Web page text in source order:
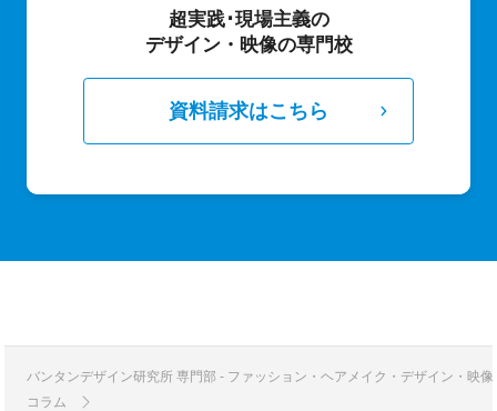
超実践･現場主義の
デザイン・映像の専門校
資料請求はこちら
バンタンデザイン研究所 専門部 - ファッション・ヘアメイク・デザイン・映
コラム